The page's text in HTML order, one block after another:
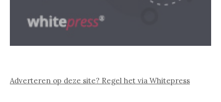
Adverteren op deze site? Regel het via Whitepress